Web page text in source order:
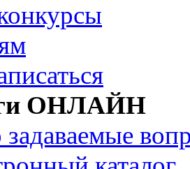
ОНЛАЙН
задаваемые